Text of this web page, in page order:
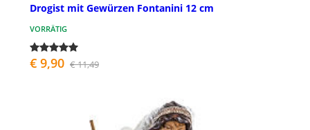
Drogist mit Gewürzen Fontanini 12 cm
VORRÄTIG
€ 9,90 € 11,49